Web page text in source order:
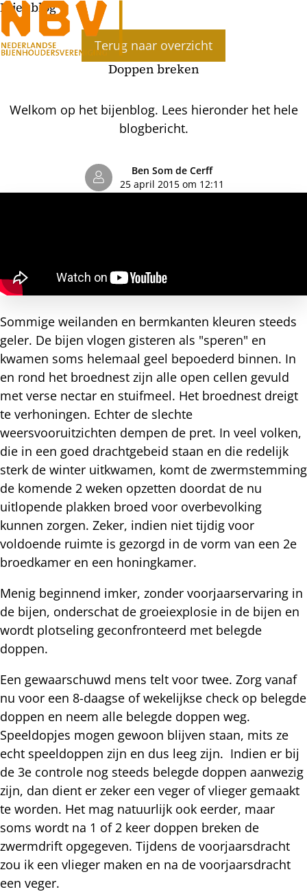
Bijenblog
Terug naar overzicht
Doppen breken
Welkom op het bijenblog. Lees hieronder het hele
blogbericht.
Ben Som de Cerff
25 april 2015 om 12:11
Sommige weilanden en bermkanten kleuren steeds
geler. De bijen vlogen gisteren als "speren" en
kwamen soms helemaal geel bepoederd binnen. In
en rond het broednest zijn alle open cellen gevuld
met verse nectar en stuifmeel. Het broednest dreigt
te verhoningen. Echter de slechte
weersvooruitzichten dempen de pret. In veel volken,
die in een goed drachtgebeid staan en die redelijk
sterk de winter uitkwamen, komt de zwermstemming
de komende 2 weken opzetten doordat de nu
uitlopende plakken broed voor overbevolking
kunnen zorgen. Zeker, indien niet tijdig voor
voldoende ruimte is gezorgd in de vorm van een 2e
broedkamer en een honingkamer.
Menig beginnend imker, zonder voorjaarservaring in
de bijen, onderschat de groeiexplosie in de bijen en
wordt plotseling geconfronteerd met belegde
doppen.
Een gewaarschuwd mens telt voor twee. Zorg vanaf
nu voor een 8-daagse of wekelijkse check op belegde
doppen en neem alle belegde doppen weg.
Speeldopjes mogen gewoon blijven staan, mits ze
echt speeldoppen zijn en dus leeg zijn. Indien er bij
de 3e controle nog steeds belegde doppen aanwezig
zijn, dan dient er zeker een veger of vlieger gemaakt
te worden. Het mag natuurlijk ook eerder, maar
soms wordt na 1 of 2 keer doppen breken de
zwermdrift opgegeven. Tijdens de voorjaarsdracht
zou ik een vlieger maken en na de voorjaarsdracht
een veger.